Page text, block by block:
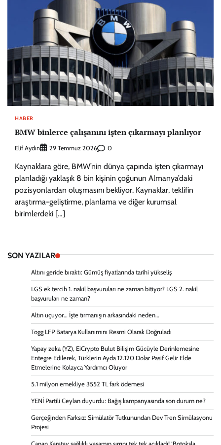
HABER
BMW binlerce çalışanını işten çıkarmayı planlıyor
Elif Aydın 29 Temmuz 2026 0
Kaynaklara göre, BMW’nin dünya çapında işten çıkarmayı
planladığı yaklaşık 8 bin kişinin çoğunun Almanya’daki
pozisyonlardan oluşmasını bekliyor. Kaynaklar, teklifin
araştırma-geliştirme, planlama ve diğer kurumsal
birimlerdeki […]
SON YAZILAR
Altını geride bıraktı: Gümüş fiyatlarında tarihi yükseliş
LGS ek tercih 1. nakil başvuruları ne zaman bitiyor? LGS 2. nakil
başvuruları ne zaman?
Altın uçuyor… İşte tırmanışın arkasındaki neden…
Togg LFP Batarya Kullanımını Resmi Olarak Doğruladı
Yapay zeka (YZ), EiCrypto Bulut Bilişim Gücüyle Derinlemesine
Entegre Edilerek, Türklerin Ayda 12.120 Dolar Pasif Gelir Elde
Etmelerine Kolayca Yardımcı Oluyor
5.1 milyon emekliye 3552 TL fark ödemesi
YENİ Partili Ceylan duyurdu: Bağış kampanyasında son durum ne?
Gerçeğinden Farksız: Simülatör Tutkunundan Dev Tren Simülasyonu
Projesi